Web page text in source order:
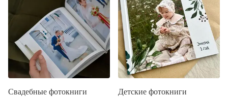
Свадебные фотокниги Детские фотокниги